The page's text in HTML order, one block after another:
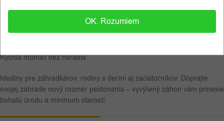
Jednoduchá údržba a dlhá životnosť bez hnitia či korózie
Ekologický a recyklovateľný materiál
Rýchla montáž bez náradia
Ideálny pre záhradkárov, rodiny s deťmi aj začiatočníkov. Doprajte
svojej záhrade nový rozmer pestovania – vyvýšený záhon vám prinesie
bohatú úrodu a minimum starostí.
OK. Rozumiem